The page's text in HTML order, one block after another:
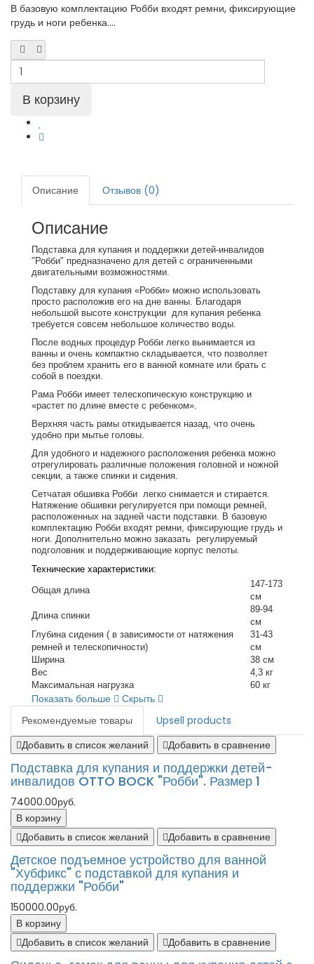
В базовую комплектацию Робби входят ремни, фиксирующие
грудь и ноги ребенка....
Описание Отзывов (0)
Описание
Подставка для купания и поддержки детей-инвалидов
"Робби" предназначено для детей с ограниченными
двигательными возможностями.
Подставку для купания «Робби» можно использовать
просто расположив его на дне ванны. Благодаря
небольшой высоте конструкции для купания ребенка
требуется совсем небольшое количество воды.
После водных процедур Робби легко вынимается из
ванны и очень компактно складывается, что позволяет
без проблем хранить его в ванной комнате или брать с
собой в поездки.
Рама Робби имеет телескопическую конструкцию и
«растет по длине вместе с ребенком».
Верхняя часть рамы откидывается назад, что очень
удобно при мытье головы.
Для удобного и надежного расположения ребенка можно
отрегулировать различные положения головной и ножной
секции, а также спинки и сидения.
Сетчатая обшивка Робби легко снимается и стирается.
Натяжение обшивки регулируется при помощи ремней,
расположенных на задней части подставки. В базовую
комплектацию Робби входят ремни, фиксирующие грудь и
ноги. Дополнительно можно заказать регулируемый
подголовник и поддерживающие корпус пелоты.
Технические характеристики:
Общая длина
147-173
см
Длина спинки
89-94
см
Глубина сидения ( в зависимости от натяжения
ремней и телескопичности)
31-43
см
Ширина
38 см
Вес
4,3 кг
Максимальная нагрузка
60 кг
Показать больше
Скрыть
Рекомендуемые товары
Upsell products
Добавить в список желаний
Добавить в сравнение
Подставка для купания и поддержки детей-
инвалидов OTTO BOCK "Робби". Размер 1
74000.00руб.
В корзину
Добавить в список желаний
Добавить в сравнение
Детское подъемное устройство для ванной
"Хубфикс" с подставкой для купания и
поддержки "Робби"
150000.00руб.
В корзину
Добавить в список желаний
Добавить в сравнение